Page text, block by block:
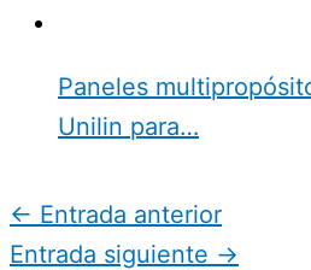
Paneles
Unilin para…
← Entrada anterior
Entrada siguiente →